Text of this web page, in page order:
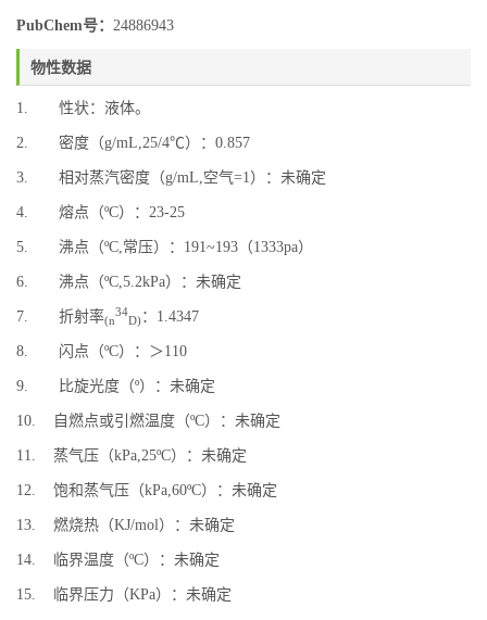
PubChem号： 24886943
物性数据
1. 性状：液体。
2. 密度（g/mL,25/4℃）：0.857
3. 相对蒸汽密度（g/mL,空气=1）：未确定
4. 熔点（ºC）：23-25
5. 沸点（ºC,常压）：191~193（1333pa）
6. 沸点（ºC,5.2kPa）：未确定
7. 折射率(n
34
D)：1.4347
8. 闪点（ºC）：＞110
9. 比旋光度（º）：未确定
10. 自燃点或引燃温度（ºC）：未确定
11. 蒸气压（kPa,25ºC）：未确定
12. 饱和蒸气压（kPa,60ºC）：未确定
13. 燃烧热（KJ/mol）：未确定
14. 临界温度（ºC）：未确定
15. 临界压力（KPa）：未确定